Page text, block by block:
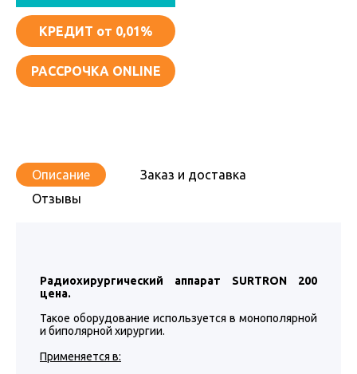
КРЕДИТ от 0,01%
РАССРОЧКА ONLINE
Описание
Заказ и доставка
Отзывы
Радиохирургический аппарат SURTRON 200
цена.
Такое оборудование используется в монополярной
и биполярной хирургии.
Применяется в: